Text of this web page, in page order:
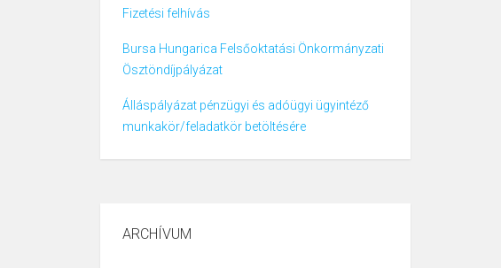
Fizetési felhívás
Bursa Hungarica Felsőoktatási Önkormányzati
Ösztöndíjpályázat
Álláspályázat pénzügyi és adóügyi ügyintéző
munkakör/feladatkör betöltésére
ARCHÍVUM